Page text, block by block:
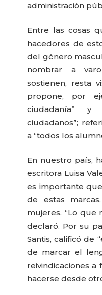
administración
Entre las cosas
hacedores de
del género
nombrar a
sostienen, resta
propone, por
ciudadanía”
ciudadanos”;
a “todos los
En nuestro país,
escritora Luisa
es importante
de estas
mujeres. “Lo que
declaró. Por su
Santis, calificó de
de marcar el
reivindicaciones
hacerse desde